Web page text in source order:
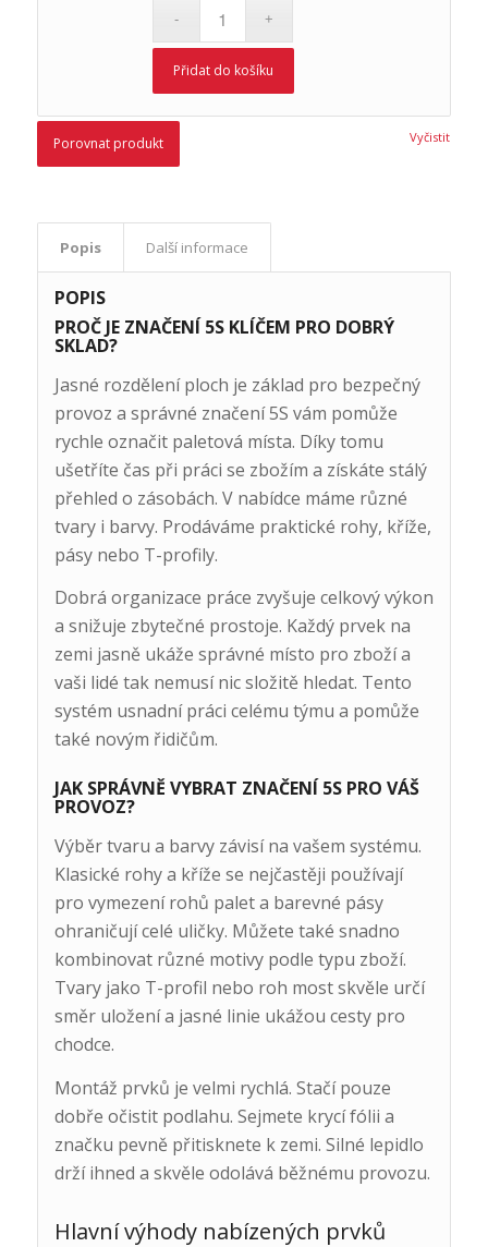
Vyčistit
Přidat do košíku
Porovnat produkt
Popis Další informace
POPIS
PROČ JE ZNAČENÍ 5S KLÍČEM PRO DOBRÝ
SKLAD?
Jasné rozdělení ploch je základ pro bezpečný
provoz a správné značení 5S vám pomůže
rychle označit paletová místa. Díky tomu
ušetříte čas při práci se zbožím a získáte stálý
přehled o zásobách. V nabídce máme různé
tvary i barvy. Prodáváme praktické rohy, kříže,
pásy nebo T-profily.
Dobrá organizace práce zvyšuje celkový výkon
a snižuje zbytečné prostoje. Každý prvek na
zemi jasně ukáže správné místo pro zboží a
vaši lidé tak nemusí nic složitě hledat. Tento
systém usnadní práci celému týmu a pomůže
také novým řidičům.
JAK SPRÁVNĚ VYBRAT ZNAČENÍ 5S PRO VÁŠ
PROVOZ?
Výběr tvaru a barvy závisí na vašem systému.
Klasické rohy a kříže se nejčastěji používají
pro vymezení rohů palet a barevné pásy
ohraničují celé uličky. Můžete také snadno
kombinovat různé motivy podle typu zboží.
Tvary jako T-profil nebo roh most skvěle určí
směr uložení a jasné linie ukážou cesty pro
chodce.
Montáž prvků je velmi rychlá. Stačí pouze
dobře očistit podlahu. Sejmete krycí fólii a
značku pevně přitisknete k zemi. Silné lepidlo
drží ihned a skvěle odolává běžnému provozu.
Hlavní výhody nabízených prvků